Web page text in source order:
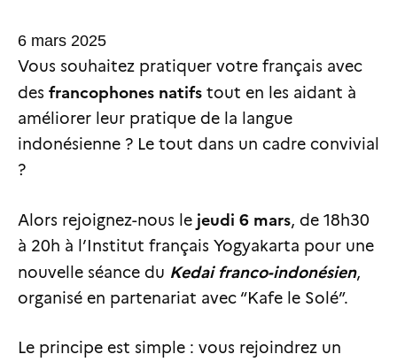
6 mars 2025
Vous souhaitez pratiquer votre français avec
des francophones natifs tout en les aidant à
améliorer leur pratique de la langue
indonésienne ? Le tout dans un cadre convivial
?
Alors rejoignez-nous le jeudi 6 mars, de 18h30
à 20h à l’Institut français Yogyakarta pour une
nouvelle séance du Kedai franco-indonésien,
organisé en partenariat avec “Kafe le Solé”.
Le principe est simple : vous rejoindrez un